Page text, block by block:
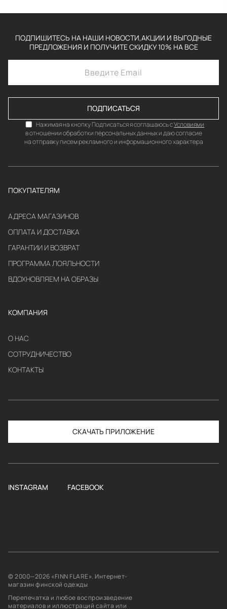
ПОДПИШИТЕСЬ НА НАШИ НОВОСТИ,АКЦИИ И ВЫГОДНЫЕ
ПРЕДЛОЖЕНИЯ И ПОЛУЧИТЕ СКИДКУ 10% НА ВСЕ
ПОДПИСАТЬСЯ
Нажимая на кнопку Подписаться я соглашаюсь сУсловиями
в отношении обработки персональных данных и даю согласие
на отправку писем рекламного и информационного характера
ПОКУПАТЕЛЯМ
АДРЕСА МАГАЗИНОВ
ОПЛАТА И ДОСТАВКА
ГАРАНТИИ И ВОЗВРАТ
ПРОГРАММА ЛОЯЛЬНОСТИ
ВДОХНОВЛЯЕМ НА ОБРАЗЫ
КОМПАНИЯ
О НАС
СОТРУДНИЧЕСТВО
КОНТАКТЫ
СКАЧАТЬ
INSTAGRAM FACEBOOK
© 2000—2026 «FINN FLARE». Интернет-
магазин финской одежды
Перепечатка и любое воспроизведение
материалов и иллюстраций сайта или